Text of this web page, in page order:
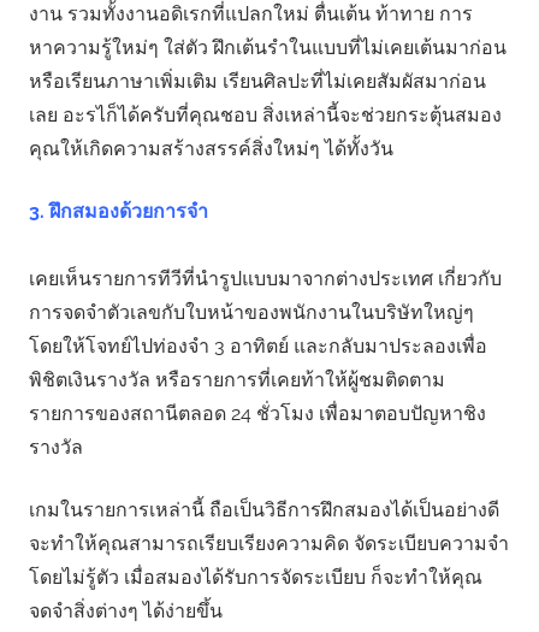
งาน รวมทั้งงานอดิเรกที่แปลกใหม่ ตื่นเต้น ท้าทาย การ
หาความรู้ใหม่ๆ ใส่ตัว ฝึกเต้นรำในแบบที่ไม่เคยเต้นมาก่อน
หรือเรียนภาษาเพิ่มเติม เรียนศิลปะที่ไม่เคยสัมผัสมาก่อน
เลย อะรไก็ได้ครับที่คุณชอบ สิ่งเหล่านี้จะช่วยกระตุ้นสมอง
คุณให้เกิดความสร้างสรรค์สิ่งใหม่ๆ ได้ทั้งวัน
3. ฝึกสมองด้วยการจำ
เคยเห็นรายการทีวีที่นำรูปแบบมาจากต่างประเทศ เกี่ยวกับ
การจดจำตัวเลขกับใบหน้าของพนักงานในบริษัทใหญ่ๆ
โดยให้โจทย์ไปท่องจำ 3 อาทิตย์ และกลับมาประลองเพื่อ
พิชิตเงินรางวัล หรือรายการที่เคยท้าให้ผู้ชมติดตาม
รายการของสถานีตลอด 24 ชั่วโมง เพื่อมาตอบปัญหาชิง
รางวัล
เกมในรายการเหล่านี้ ถือเป็นวิธีการฝึกสมองได้เป็นอย่างดี
จะทำให้คุณสามารถเรียบเรียงความคิด จัดระเบียบความจำ
โดยไม่รู้ตัว เมื่อสมองได้รับการจัดระเบียบ ก็จะทำให้คุณ
จดจำสิ่งต่างๆ ได้ง่ายขึ้น